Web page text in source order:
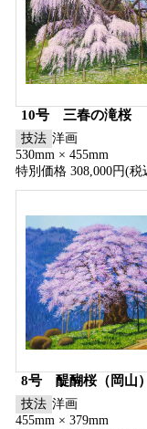
10号 三春の滝桜
技法 洋画
530mm × 455mm
特別価格 308,000円(税
8号 醍醐桜（岡山）
技法 洋画
455mm × 379mm